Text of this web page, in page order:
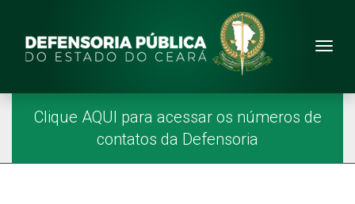
Site da Defensoria
Menu Principal
Página Inicial
Clique AQUI para acessar os números de
contatos da Defensoria